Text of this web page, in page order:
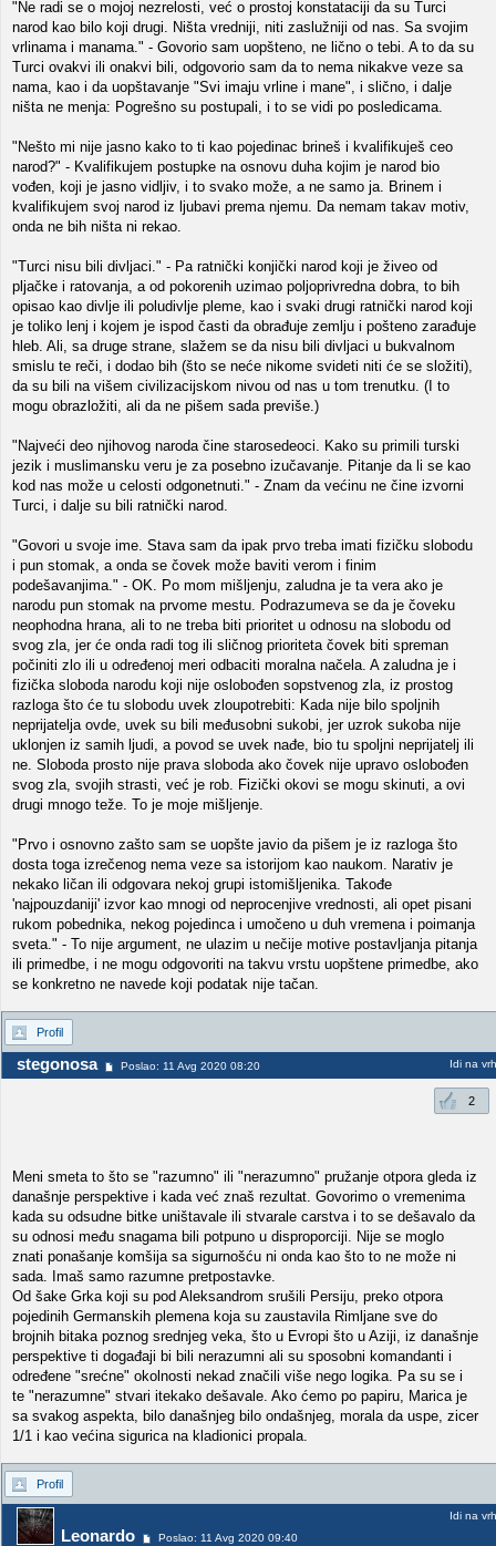
"Ne radi se o mojoj nezrelosti, već o prostoj konstataciji da su Turci
narod kao bilo koji drugi. Ništa vredniji, niti zaslužniji od nas. Sa svojim
vrlinama i manama." - Govorio sam uopšteno, ne lično o tebi. A to da su
Turci ovakvi ili onakvi bili, odgovorio sam da to nema nikakve veze sa
nama, kao i da uopštavanje "Svi imaju vrline i mane", i slično, i dalje
ništa ne menja: Pogrešno su postupali, i to se vidi po posledicama.
"Nešto mi nije jasno kako to ti kao pojedinac brineš i kvalifikuješ ceo
narod?" - Kvalifikujem postupke na osnovu duha kojim je narod bio
vođen, koji je jasno vidljiv, i to svako može, a ne samo ja. Brinem i
kvalifikujem svoj narod iz ljubavi prema njemu. Da nemam takav motiv,
onda ne bih ništa ni rekao.
"Turci nisu bili divljaci." - Pa ratnički konjički narod koji je živeo od
pljačke i ratovanja, a od pokorenih uzimao poljoprivredna dobra, to bih
opisao kao divlje ili poludivlje pleme, kao i svaki drugi ratnički narod koji
je toliko lenj i kojem je ispod časti da obrađuje zemlju i pošteno zarađuje
hleb. Ali, sa druge strane, slažem se da nisu bili divljaci u bukvalnom
smislu te reči, i dodao bih (što se neće nikome svideti niti će se složiti),
da su bili na višem civilizacijskom nivou od nas u tom trenutku. (I to
mogu obrazložiti, ali da ne pišem sada previše.)
"Najveći deo njihovog naroda čine starosedeoci. Kako su primili turski
jezik i muslimansku veru je za posebno izučavanje. Pitanje da li se kao
kod nas može u celosti odgonetnuti." - Znam da većinu ne čine izvorni
Turci, i dalje su bili ratnički narod.
"Govori u svoje ime. Stava sam da ipak prvo treba imati fizičku slobodu
i pun stomak, a onda se čovek može baviti verom i finim
podešavanjima." - OK. Po mom mišljenju, zaludna je ta vera ako je
narodu pun stomak na prvome mestu. Podrazumeva se da je čoveku
neophodna hrana, ali to ne treba biti prioritet u odnosu na slobodu od
svog zla, jer će onda radi tog ili sličnog prioriteta čovek biti spreman
počiniti zlo ili u određenoj meri odbaciti moralna načela. A zaludna je i
fizička sloboda narodu koji nije oslobođen sopstvenog zla, iz prostog
razloga što će tu slobodu uvek zloupotrebiti: Kada nije bilo spoljnih
neprijatelja ovde, uvek su bili međusobni sukobi, jer uzrok sukoba nije
uklonjen iz samih ljudi, a povod se uvek nađe, bio tu spoljni neprijatelj ili
ne. Sloboda prosto nije prava sloboda ako čovek nije upravo oslobođen
svog zla, svojih strasti, već je rob. Fizički okovi se mogu skinuti, a ovi
drugi mnogo teže. To je moje mišljenje.
"Prvo i osnovno zašto sam se uopšte javio da pišem je iz razloga što
dosta toga izrečenog nema veze sa istorijom kao naukom. Narativ je
nekako ličan ili odgovara nekoj grupi istomišljenika. Takođe
'najpouzdaniji' izvor kao mnogi od neprocenjive vrednosti, ali opet pisani
rukom pobednika, nekog pojedinca i umočeno u duh vremena i poimanja
sveta." - To nije argument, ne ulazim u nečije motive postavljanja pitanja
ili primedbe, i ne mogu odgovoriti na takvu vrstu uopštene primedbe, ako
se konkretno ne navede koji podatak nije tačan.
Profil
stegonosa Poslao: 11 Avg 2020 08:20 Idi na vrh
2
Meni smeta to što se "razumno" ili "nerazumno" pružanje otpora gleda iz
današnje perspektive i kada već znaš rezultat. Govorimo o vremenima
kada su odsudne bitke uništavale ili stvarale carstva i to se dešavalo da
su odnosi među snagama bili potpuno u disproporciji. Nije se moglo
znati ponašanje komšija sa sigurnošću ni onda kao što to ne može ni
sada. Imaš samo razumne pretpostavke.
Od šake Grka koji su pod Aleksandrom srušili Persiju, preko otpora
pojedinih Germanskih plemena koja su zaustavila Rimljane sve do
brojnih bitaka poznog srednjeg veka, što u Evropi što u Aziji, iz današnje
perspektive ti događaji bi bili nerazumni ali su sposobni komandanti i
određene "srećne" okolnosti nekad značili više nego logika. Pa su se i
te "nerazumne" stvari itekako dešavale. Ako ćemo po papiru, Marica je
sa svakog aspekta, bilo današnjeg bilo ondašnjeg, morala da uspe, zicer
1/1 i kao većina sigurica na kladionici propala.
Profil
Leonardo Poslao: 11 Avg 2020 09:40
Idi na vrh